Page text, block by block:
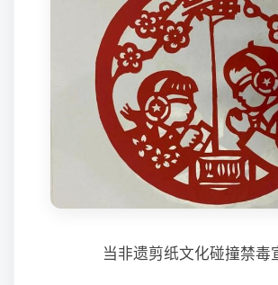
当非遗剪纸文化碰撞禁毒